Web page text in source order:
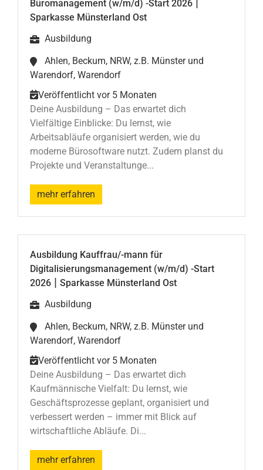
Büromanagement (w/m/d) -Start 2026
Sparkasse Münsterland Ost
Ausbildung
Ahlen, Beckum, NRW, z.B. Münster und
Warendorf, Warendorf
Veröffentlicht vor 5 Monaten
Deine Ausbildung – Das erwartet dich
Vielfältige Einblicke: Du lernst, wie
Arbeitsabläufe organisiert werden, wie du
moderne Bürosoftware nutzt. Zudem planst du
Projekte und Veranstaltunge...
mehr erfahren
Ausbildung Kauffrau/-mann für
Digitalisierungsmanagement (w/m/d) -Start
2026 | Sparkasse Münsterland Ost
Ausbildung
Ahlen, Beckum, NRW, z.B. Münster und
Warendorf, Warendorf
Veröffentlicht vor 5 Monaten
Deine Ausbildung – Das erwartet dich
Kaufmännische Vielfalt: Du lernst, wie
Geschäftsprozesse geplant, organisiert und
verbessert werden – immer mit Blick auf
wirtschaftliche Abläufe. Di...
mehr erfahren